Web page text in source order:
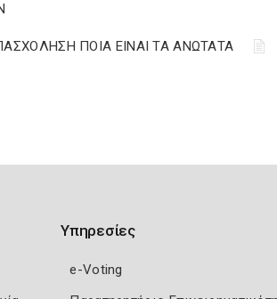
ΠΟΙΑ ΕΙΝΑΙ ΤΑ ΑΝΩΤΑΤΑ
Υπηρεσίες
e-Voting